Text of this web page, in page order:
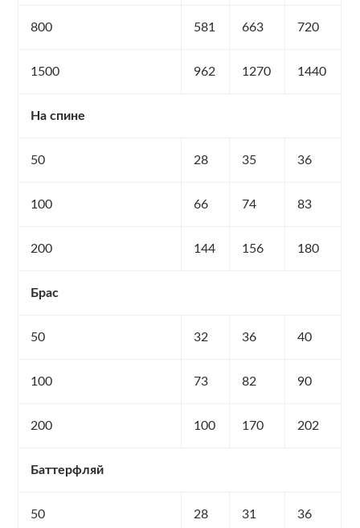
800 581 663 720
1500 962 1270 1440
На спине
50 28 35 36
100 66 74 83
200 144 156 180
Брас
50 32 36 40
100 73 82 90
200 100 170 202
Баттерфляй
50 28 31 36